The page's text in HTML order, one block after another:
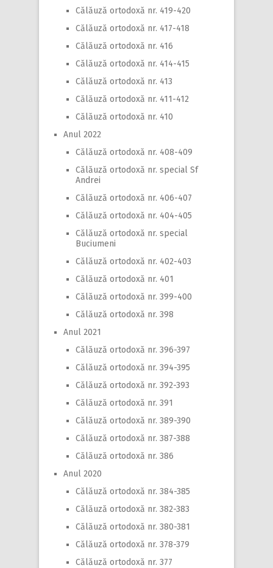
Călăuză ortodoxă nr. 419-420
Călăuză ortodoxă nr. 417-418
Călăuză ortodoxă nr. 416
Călăuză ortodoxă nr. 414-415
Călăuză ortodoxă nr. 413
Călăuză ortodoxă nr. 411-412
Călăuză ortodoxă nr. 410
Anul 2022
Călăuză ortodoxă nr. 408-409
Călăuză ortodoxă nr. special Sf
Andrei
Călăuză ortodoxă nr. 406-407
Călăuză ortodoxă nr. 404-405
Călăuză ortodoxă nr. special
Buciumeni
Călăuză ortodoxă nr. 402-403
Călăuză ortodoxă nr. 401
Călăuză ortodoxă nr. 399-400
Călăuză ortodoxă nr. 398
Anul 2021
Călăuză ortodoxă nr. 396-397
Călăuză ortodoxă nr. 394-395
Călăuză ortodoxă nr. 392-393
Călăuză ortodoxă nr. 391
Călăuză ortodoxă nr. 389-390
Călăuză ortodoxă nr. 387-388
Călăuză ortodoxă nr. 386
Anul 2020
Călăuză ortodoxă nr. 384-385
Călăuză ortodoxă nr. 382-383
Călăuză ortodoxă nr. 380-381
Călăuză ortodoxă nr. 378-379
Călăuză ortodoxă nr. 377